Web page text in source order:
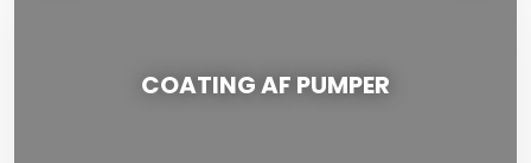
COATING AF PUMPER